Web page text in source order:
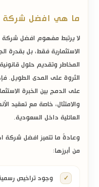
ما هي افضل شركة
لا يرتبط مفهوم افضل شركة
الاستثمارية فقط، بل بقدرة
المخاطر وتقديم حلول
الثروة على المدى الطويل.
على الدمج بين الخبرة
والامتثال، خاصة مع تعقيد
العائلية داخل السعودية.
وعادةً ما تتميز افضل شركة
من أبرزها:
وجود تراخيص